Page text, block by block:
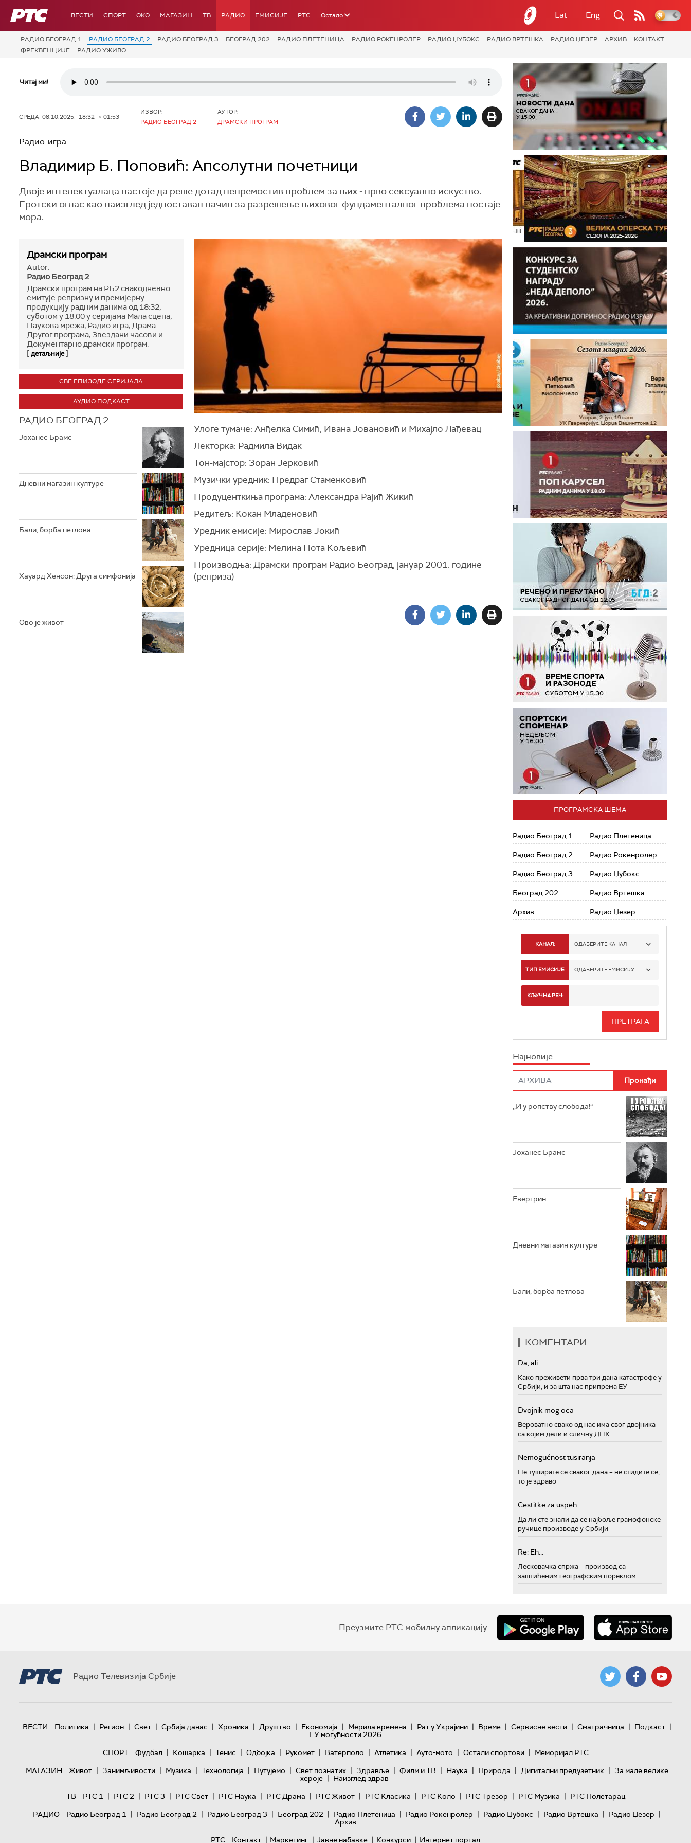
РТС ВЕСТИ СПОРТ OKO МАГАЗИН ТВ РАДИО ЕМИСИЈЕ РТС Остало Lat Eng
РАДИО БЕОГРАД 1 РАДИО БЕОГРАД 2 РАДИО БЕОГРАД 3 БЕОГРАД 202 РАДИО ПЛЕТЕНИЦА РАДИО РОКЕНРОЛЕР РАДИО ЏУБОКС РАДИО ВРТЕШКА РАДИО ЏЕЗЕР АРХИВ
КОНТАКТ
ФРЕКВЕНЦИЈЕ
РАДИО УЖИВО
Читај ми!
СРЕДА, 08.10.2025, 18:32 -> 01:53
ИЗВОР:
РАДИО БЕОГРАД 2
АУТОР:
ДРАМСКИ ПРОГРАМ
Радио-игра
Владимир Б. Поповић: Апсолутни почетници
Двоје интелектуалаца настоје да реше дотад непремостив проблем за њих ‒ прво сексуално искуство.
Еротски оглас као наизглед једноставан начин за разрешење њиховог фундаменталног проблема постаје
мора.
Драмски програм
Autor:
Радио Београд 2
Драмски програм на РБ2 свакодневно
емитује репризну и премијерну
продукцију радним данима од 18:32,
суботом у 18:00 у серијама Мала сцена,
Паукова мрежа, Радио игра, Драма
Другог програма, Звездани часови и
Документарно драмски програм.
[детаљније]
СВЕ ЕПИЗОДЕ СЕРИЈАЛА
АУДИО ПОДКАСТ
РАДИО БЕОГРАД 2
Јоханес Брамс
Дневни магазин културе
Бали, борба петлова
Хауард Хенсон: Друга симфонија
Ово је живот
Улоге тумаче: Анђелка Симић, Ивана Јовановић и Михајло Лађевац
Лекторка: Радмила Видак
Тон-мајстор: Зоран Јерковић
Музички уредник: Предраг Стаменковић
Продуценткиња програма: Александра Рајић Жикић
Редитељ: Кокан Младеновић
Уредник емисије: Мирослав Јокић
Уредница серије: Мелина Пота Кољевић
Производња: Драмски програм Радио Београд, јануар 2001. године
(реприза)
ПРОГРАМСКА ШЕМА
Радио Београд 1
Радио Београд 2
Радио Београд 3
Београд 202
Архив
Радио Плетеница
Радио Рокенролер
Радио Џубокс
Радио Вртешка
Радио Џезер
КАНАЛ: ОДАБЕРИТЕ КАНАЛ
РАДИО БЕОГРАД 1
РАДИО БЕОГРАД 3
РАДИО РОКЕНРОЛЕР
РАДИО ЏУБОКС
РАДИО ВРТЕШКА
РАДИО ЏЕЗЕР
ТИП ЕМИСИЈЕ: ОДАБЕРИТЕ ЕМИСИЈУ
ИНФО
КЉУЧНА РЕЧ:
Најновије
,,И у ропству слобода!“
Јоханес Брамс
Евергрин
Дневни магазин културе
Бали, борба петлова
КОМЕНТАРИ
Da, ali...
Како преживети прва три дана катастрофе у
Србији, и за шта нас припрема ЕУ
Dvojnik mog oca
Вероватно свако од нас има свог двојника
са којим дели и сличну ДНК
Nemogućnost tusiranja
Не туширате се сваког дана – не стидите се,
то је здраво
Cestitke za uspeh
Да ли сте знали да се најбоље грамофонске
ручице производе у Србији
Re: Eh...
Лесковачка спржа – производ са
заштићеним географским пореклом
Преузмите РТС мобилну апликацију
Радио Телевизија Србије
ВЕСТИ Политика | Регион | Свет | Србија данас | Хроника | Друштво | Економија | Мерила времена | Рат у Украјини | Време | Сервисне вести | Сматрачница | Подкаст |
ЕУ могућности 2026
СПОРТ
Фудбал | Кошарка | Тенис | Одбојка | Рукомет | Ватерполо | Атлетика | Ауто-мото | Остали спортови | Меморијал РТС
МАГАЗИН
Живот | Занимљивости | Музика | Технологијa | Путујемо | Свет познатих | Здравље | Филм и ТВ | Наука | Природа | Дигитални предузетник | За мале велике
хероје | Наизглед здрав
ТВ
РТС 1 | РТС 2 | РТС 3 | РТС Свет | РТС Наука | РТС Драма | РТС Живот | РТС Класика | РТС Коло | РТС Трезор | РТС Музика | РТС Полетарац
РАДИО
Радио Београд 1 | Радио Београд 2 | Радио Београд 3 | Београд 202 | Радио Плетеница | Радио Рокенролер | Радио Џубокс | Радио Вртешка | Радио Џезер |
Архив
РТС
Контакт | Маркетинг | Јавне набавке | Конкурси | Интернет портал